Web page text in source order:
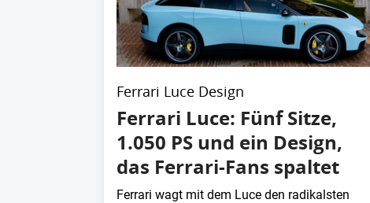
Ferrari Luce Design
Ferrari Luce: Fünf Sitze,
1.050 PS und ein Design,
das Ferrari-Fans spaltet
Ferrari wagt mit dem Luce den radikalsten